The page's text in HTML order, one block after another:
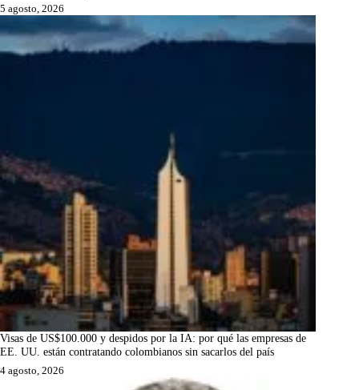
5 agosto, 2026
Visas de US$100.000 y despidos por la IA: por qué las empresas de
EE. UU. están contratando colombianos sin sacarlos del país
4 agosto, 2026